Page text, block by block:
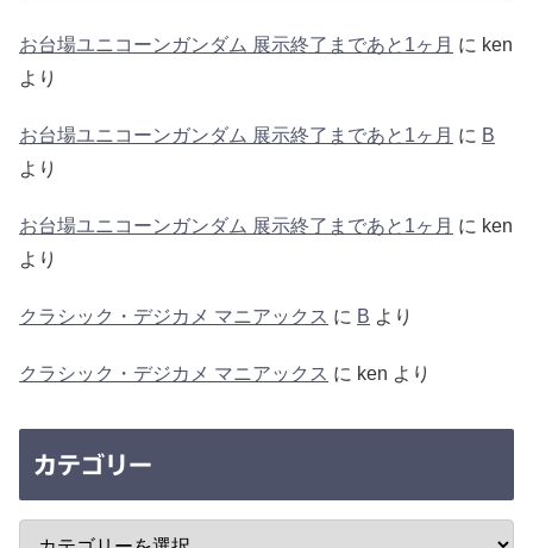
お台場ユニコーンガンダム 展示終了まであと1ヶ月 に ken
より
お台場ユニコーンガンダム 展示終了まであと1ヶ月 に B
より
お台場ユニコーンガンダム 展示終了まであと1ヶ月 に ken
より
クラシック・デジカメ マニアックス に B より
クラシック・デジカメ マニアックス に ken より
カテゴリー